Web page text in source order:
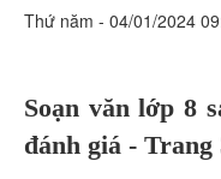
Thứ năm - 04/01/2024
Soạn văn lớp 8
đánh giá - Trang